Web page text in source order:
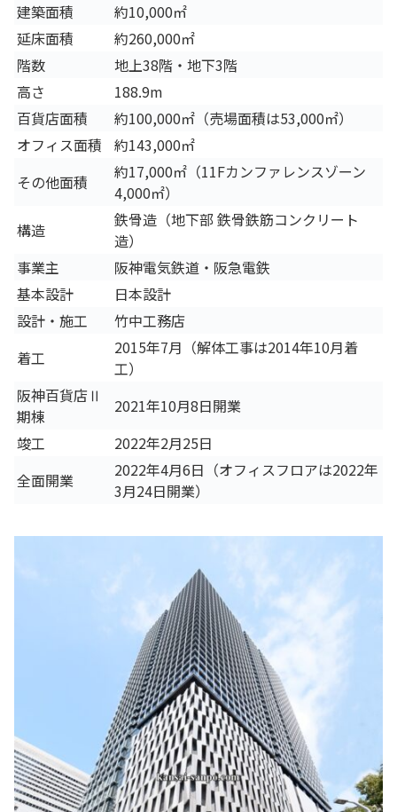
建築面積
約10,000㎡
延床面積
約260,000㎡
階数
地上38階・地下3階
高さ
188.9m
百貨店面積
約100,000㎡（売場面積は53,000㎡）
オフィス面積
約143,000㎡
その他面積
約17,000㎡（11Fカンファレンスゾーン
4,000㎡）
構造
鉄骨造（地下部 鉄骨鉄筋コンクリート
造）
事業主
阪神電気鉄道・阪急電鉄
基本設計
日本設計
設計・施工
竹中工務店
着工
2015年7月（解体工事は2014年10月着
工）
阪神百貨店Ⅱ
期棟
2021年10月8日開業
竣工
2022年2月25日
全面開業
2022年4月6日（オフィスフロアは2022年
3月24日開業）